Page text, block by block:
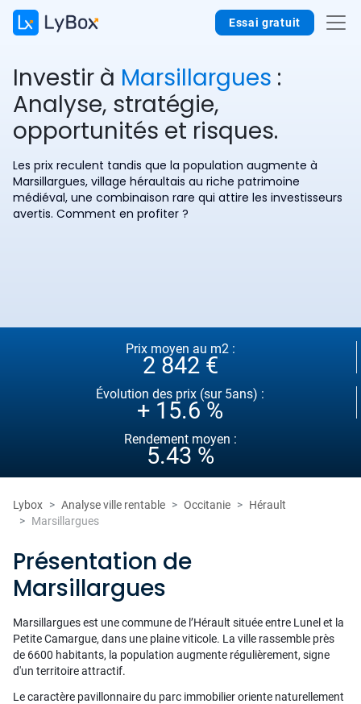
Essai gratuit
Investir à Marsillargues :
Analyse, stratégie,
opportunités et risques.
Les prix reculent tandis que la population augmente à
Marsillargues, village héraultais au riche patrimoine
médiéval, une combinaison rare qui attire les investisseurs
avertis. Comment en profiter ?
Prix moyen au m2 :
2 842 €
Évolution des prix (sur 5ans) :
+ 15.6 %
Rendement moyen :
5.43 %
Lybox Analyse ville rentable Occitanie
Hérault
Marsillargues
Présentation de
Marsillargues
Marsillargues est une commune de l’Hérault située entre Lunel et la
Petite Camargue, dans une plaine viticole. La ville rassemble près
de 6600 habitants, la population augmente régulièrement, signe
d'un territoire attractif.
Le caractère pavillonnaire du parc immobilier oriente naturellement